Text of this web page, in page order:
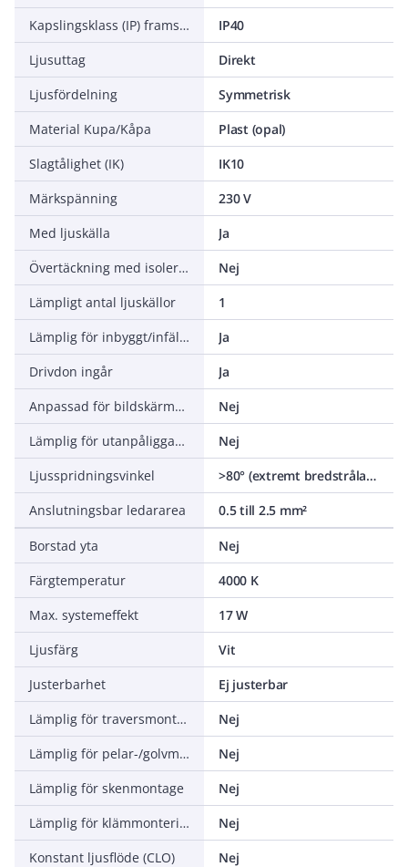
Kapslingsklass (IP) framsida
IP40
Ljusuttag
Direkt
Ljusfördelning
Symmetrisk
Material Kupa/Kåpa
Plast (opal)
Slagtålighet (IK)
IK10
Märkspänning
230 V
Med ljuskälla
Ja
Övertäckning med isolering
Nej
Lämpligt antal ljuskällor
1
Lämplig för inbyggt/infällt montage
Ja
Drivdon ingår
Ja
Anpassad för bildskärmsarbete (EN 12464-1)
Nej
Lämplig för utanpåliggande montage
Nej
Ljusspridningsvinkel
>80° (extremt bredstrålande)
Anslutningsbar ledararea
0.5 till 2.5 mm²
Borstad yta
Nej
Färgtemperatur
4000 K
Max. systemeffekt
17 W
Ljusfärg
Vit
Justerbarhet
Ej justerbar
Lämplig för traversmontering
Nej
Lämplig för pelar-/golvmontering
Nej
Lämplig för skenmontage
Nej
Lämplig för klämmontering
Nej
Konstant ljusflöde (CLO)
Nej